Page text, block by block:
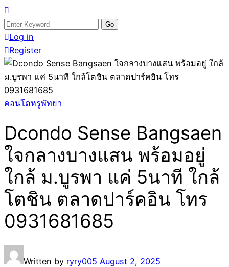
Search
for:Log in
Register
คอนโดหรูพัทยา
Dcondo Sense Bangsaen
ใจกลางบางแสน พร้อมอยู่
ใกล้ ม.บูรพา แค่ 5นาที ใกล้
โตชิน ตลาดปาร์คอิน โทร
0931681685
Written by ryry005 August 2, 2025